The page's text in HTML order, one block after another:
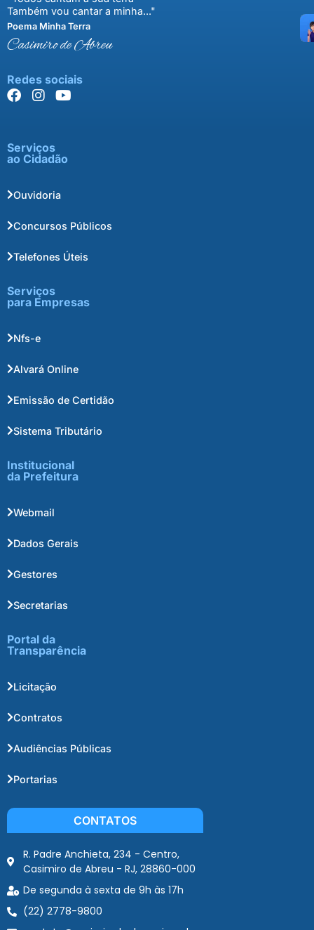
Também vou cantar a minha..."
Poema Minha Terra
Casimiro de Abreu
Redes sociais
Serviços
ao Cidadão
Ouvidoria
Concursos Públicos
Telefones Úteis
Serviços
para Empresas
Nfs-e
Alvará Online
Emissão de Certidão
Sistema Tributário
Institucional
da Prefeitura
Webmail
Dados Gerais
Gestores
Secretarias
Portal da
Transparência
Licitação
Contratos
Audiências Públicas
Portarias
CONTATOS
R. Padre Anchieta, 234 - Centro,
Casimiro de Abreu - RJ, 28860-000
De segunda à sexta de 9h às 17h
(22) 2778-9800